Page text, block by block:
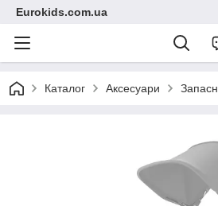
Eurokids.com.ua
Каталог Аксесуари